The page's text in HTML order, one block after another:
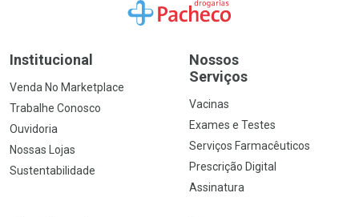
Ir para a Home
Institucional
Venda No Marketplace
Trabalhe Conosco
Ouvidoria
Nossas Lojas
Sustentabilidade
Nossos
Serviços
Vacinas
Exames e Testes
Serviços Farmacêuticos
Prescrição Digital
Assinatura